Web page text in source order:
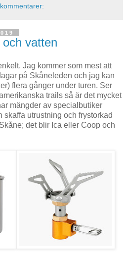
vatten
Jag kommer som mest att
på Skåneleden och jag kan
flera gånger under turen. Ser
trails så är det mycket
mängder av specialbutiker
skaffa utrustning och frystorkad
det blir Ica eller Coop och